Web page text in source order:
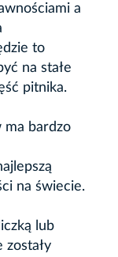
a
to
na stałe
pitnika.
ma bardzo
na świecie.
lub